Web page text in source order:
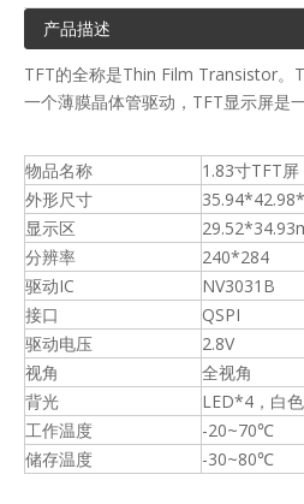
产品描述
TFT的全称是Thin Film Transistor。
一个薄膜晶体管驱动，TFT显示屏是
物品名称
1.83寸TFT屏
外形尺寸
显示区
分辨率
240*284
驱动IC
NV3031B
接口
QSPI
驱动电压
2.8V
视角
全视角
背光
LED*4，白色
工作温度
-20~70℃
储存温度
-30~80℃